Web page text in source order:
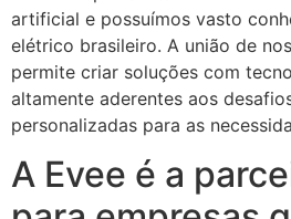
artificial e possuímos vasto
elétrico brasileiro. A união de
permite criar soluções com
altamente aderentes aos
personalizadas para as
A Evee é a